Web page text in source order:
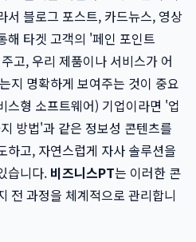
서 블로그 포스트, 카드뉴스, 영상
해 타겟 고객의 '페인 포인트
고, 우리 제품이나 서비스가 어
지 명확하게 보여주는 것이 중요
스형 소프트웨어) 기업이라면 '업
방법'과 같은 정보성 콘텐츠를
하고, 자연스럽게 자사 솔루션을
습니다. 비즈니스PT는 이러한 콘
전 과정을 체계적으로 관리합니